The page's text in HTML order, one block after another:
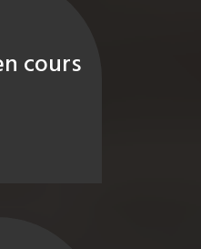
cours